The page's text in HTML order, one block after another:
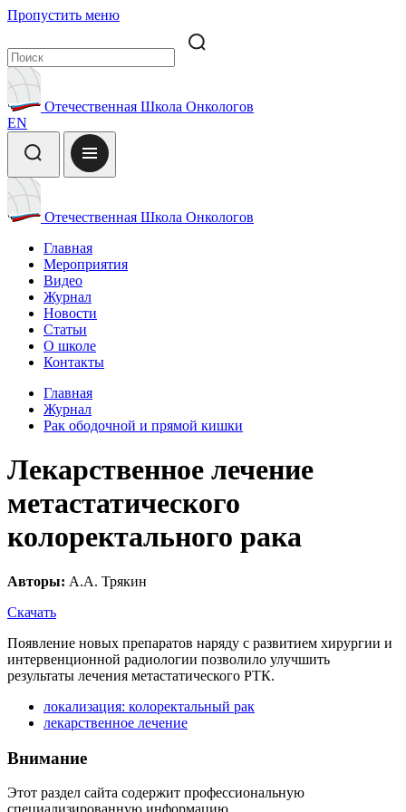
Пропустить меню
Отечественная Школа Онкологов
EN
Отечественная Школа Онкологов
Главная
Мероприятия
Видео
Журнал
Новости
Статьи
О школе
Контакты
Главная
Журнал
Рак ободочной и прямой кишки
Лекарственное лечение
метастатического
колоректального рака
Авторы: А.А. Трякин
Скачать
Появление новых препаратов наряду с развитием хирургии и
интервенционной радиологии позволило улучшить
результаты лечения метастатического РТК.
локализация: колоректальный рак
лекарственное лечение
Внимание
Этот раздел сайта содержит профессиональную